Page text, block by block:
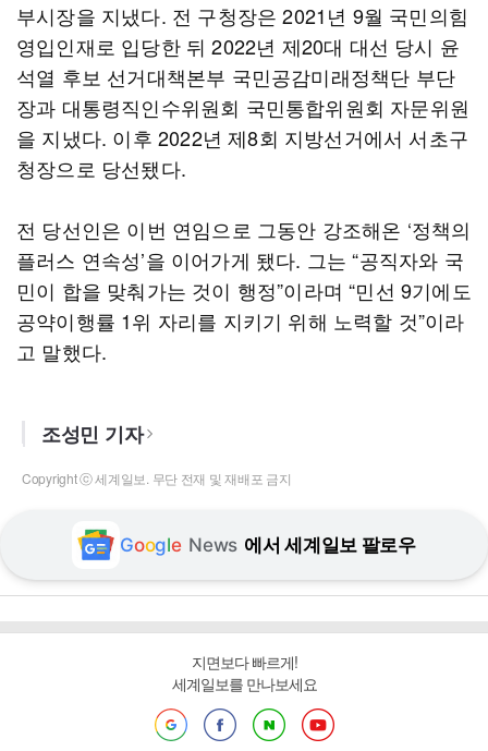
부시장을 지냈다. 전 구청장은 2021년 9월 국민의힘
영입인재로 입당한 뒤 2022년 제20대 대선 당시 윤
석열 후보 선거대책본부 국민공감미래정책단 부단
장과 대통령직인수위원회 국민통합위원회 자문위원
을 지냈다. 이후 2022년 제8회 지방선거에서 서초구
청장으로 당선됐다.
전 당선인은 이번 연임으로 그동안 강조해온 ‘정책의
플러스 연속성’을 이어가게 됐다. 그는 “공직자와 국
민이 합을 맞춰가는 것이 행정”이라며 “민선 9기에도
공약이행률 1위 자리를 지키기 위해 노력할 것”이라
고 말했다.
조성민 기자
Copyright ⓒ 세계일보. 무단 전재 및 재배포 금지
Google News 에서 세계일보 팔로우
지면보다 빠르게!
세계일보를 만나보세요